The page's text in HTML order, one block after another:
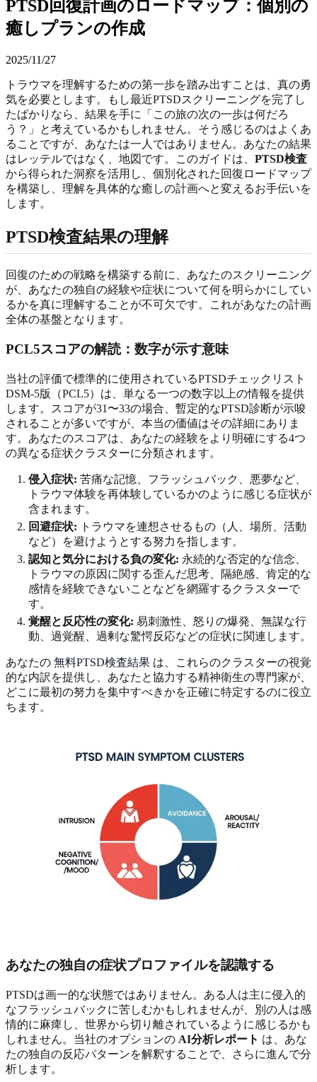
PTSD回復計画のロードマップ：個別の
癒しプランの作成
2025/11/27
トラウマを理解するための第一歩を踏み出すことは、真の勇
気を必要とします。もし最近PTSDスクリーニングを完了し
たばかりなら、結果を手に「この旅の次の一歩は何だろ
う？」と考えているかもしれません。そう感じるのはよくあ
ることですが、あなたは一人ではありません。あなたの結果
はレッテルではなく、地図です。このガイドは、 PTSD検査
から得られた洞察を活用し、個別化された回復ロードマップ
を構築し、理解を具体的な癒しの計画へと変えるお手伝いを
します。
PTSD検査結果の理解
回復のための戦略を構築する前に、あなたのスクリーニング
が、あなたの独自の経験や症状について何を明らかにしてい
るかを真に理解することが不可欠です。これがあなたの計画
全体の基盤となります。
PCL5スコアの解読：数字が示す意味
当社の評価で標準的に使用されているPTSDチェックリスト
DSM-5版（PCL5）は、単なる一つの数字以上の情報を提供
します。スコアが31〜33の場合、暫定的なPTSD診断が示唆
されることが多いですが、本当の価値はその詳細にありま
す。あなたのスコアは、あなたの経験をより明確にする4つ
の異なる症状クラスターに分類されます。
侵入症状: 苦痛な記憶、フラッシュバック、悪夢など、
トラウマ体験を再体験しているかのように感じる症状が
含まれます。
回避症状: トラウマを連想させるもの（人、場所、活動
など）を避けようとする努力を指します。
認知と気分における負の変化: 永続的な否定的な信念、
トラウマの原因に関する歪んだ思考、隔絶感、肯定的な
感情を経験できないことなどを網羅するクラスターで
す。
覚醒と反応性の変化: 易刺激性、怒りの爆発、無謀な行
動、過覚醒、過剰な驚愕反応などの症状に関連します。
あなたの 無料PTSD検査結果 は、これらのクラスターの視覚
的な内訳を提供し、あなたと協力する精神衛生の専門家が、
どこに最初の努力を集中すべきかを正確に特定するのに役立
ちます。
あなたの独自の症状プロファイルを認識する
PTSDは画一的な状態ではありません。ある人は主に侵入的
なフラッシュバックに苦しむかもしれませんが、別の人は感
情的に麻痺し、世界から切り離されているように感じるかも
しれません。当社のオプションの AI分析レポート は、あな
たの独自の反応パターンを解釈することで、さらに進んで分
析します。